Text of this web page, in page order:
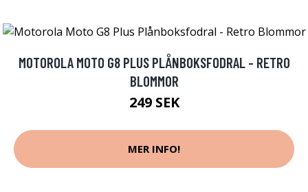
MOTOROLA MOTO G8 PLUS PLÅNBOKSFODRAL - RETRO
BLOMMOR
249 SEK
MER INFO!